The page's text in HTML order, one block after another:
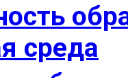
среда